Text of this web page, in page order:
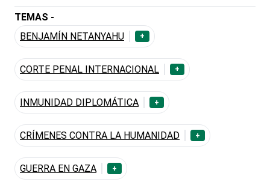
TEMAS -
BENJAMÍN NETANYAHU
+
CORTE PENAL INTERNACIONAL +
INMUNIDAD DIPLOMÁTICA +
CRÍMENES CONTRA LA HUMANIDAD +
GUERRA EN GAZA +